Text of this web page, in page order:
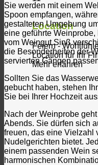
Location
Feiern -
Location für Ihr
Mehr erfahren
Sie werden mit einem
Spoon empfangen,
gestalteten Umgebung
eine geführte
vom Weingut Sinß
die Besonderheiten der
servierten Gängen
Sollten Sie das
gebucht haben, stehen
Sie bei Ihrer Hochzeit
Nach der Weinprobe
Abends. Sie dürfen sich
freuen, das eine Vielzahl
Nudelgerichten bietet.
einem passenden Wein
harmonischen